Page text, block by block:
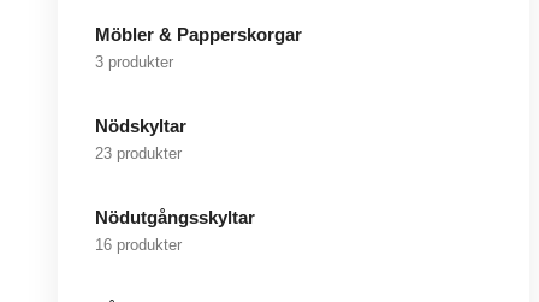
Möbler & Papperskorgar
3 produkter
Nödskyltar
23 produkter
Nödutgångsskyltar
16 produkter